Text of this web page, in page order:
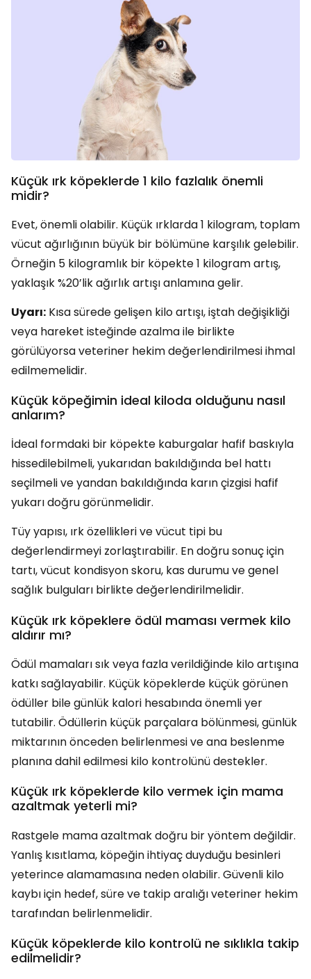
Küçük ırk köpeklerde 1 kilo fazlalık önemli
midir?
Evet, önemli olabilir. Küçük ırklarda 1 kilogram, toplam
vücut ağırlığının büyük bir bölümüne karşılık gelebilir.
Örneğin 5 kilogramlık bir köpekte 1 kilogram artış,
yaklaşık %20’lik ağırlık artışı anlamına gelir.
Uyarı: Kısa sürede gelişen kilo artışı, iştah değişikliği
veya hareket isteğinde azalma ile birlikte
görülüyorsa veteriner hekim değerlendirilmesi ihmal
edilmemelidir.
Küçük köpeğimin ideal kiloda olduğunu nasıl
anlarım?
İdeal formdaki bir köpekte kaburgalar hafif baskıyla
hissedilebilmeli, yukarıdan bakıldığında bel hattı
seçilmeli ve yandan bakıldığında karın çizgisi hafif
yukarı doğru görünmelidir.
Tüy yapısı, ırk özellikleri ve vücut tipi bu
değerlendirmeyi zorlaştırabilir. En doğru sonuç için
tartı, vücut kondisyon skoru, kas durumu ve genel
sağlık bulguları birlikte değerlendirilmelidir.
Küçük ırk köpeklere ödül maması vermek kilo
aldırır mı?
Ödül mamaları sık veya fazla verildiğinde kilo artışına
katkı sağlayabilir. Küçük köpeklerde küçük görünen
ödüller bile günlük kalori hesabında önemli yer
tutabilir. Ödüllerin küçük parçalara bölünmesi, günlük
miktarının önceden belirlenmesi ve ana beslenme
planına dahil edilmesi kilo kontrolünü destekler.
Küçük ırk köpeklerde kilo vermek için mama
azaltmak yeterli mi?
Rastgele mama azaltmak doğru bir yöntem değildir.
Yanlış kısıtlama, köpeğin ihtiyaç duyduğu besinleri
yeterince alamamasına neden olabilir. Güvenli kilo
kaybı için hedef, süre ve takip aralığı veteriner hekim
tarafından belirlenmelidir.
Küçük köpeklerde kilo kontrolü ne sıklıkla takip
edilmelidir?